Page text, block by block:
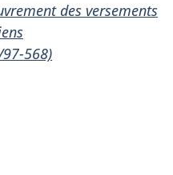
des versements
568)